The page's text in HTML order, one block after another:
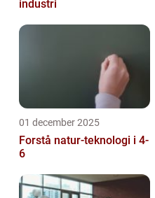
industri
01 december 2025
Forstå natur-teknologi i 4-
6